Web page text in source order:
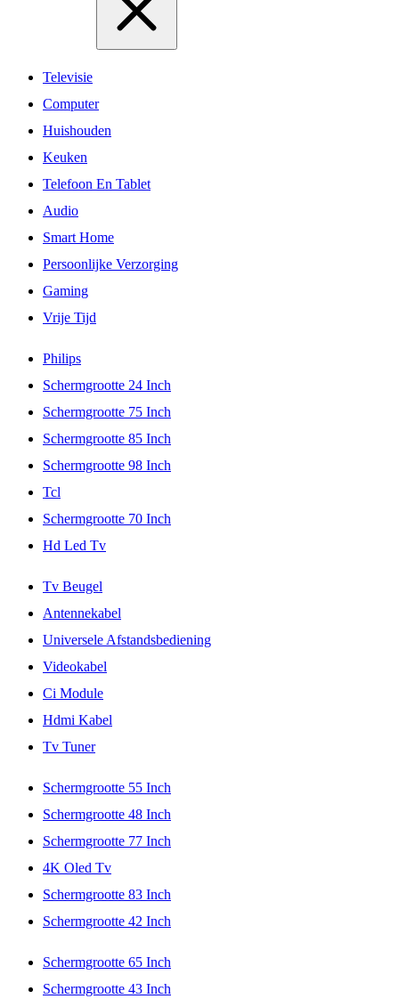
Televisie
Computer
Huishouden
Keuken
Telefoon En Tablet
Audio
Smart Home
Persoonlijke Verzorging
Gaming
Vrije Tijd
Philips
Schermgrootte 24 Inch
Schermgrootte 75 Inch
Schermgrootte 85 Inch
Schermgrootte 98 Inch
Tcl
Schermgrootte 70 Inch
Hd Led Tv
Tv Beugel
Antennekabel
Universele Afstandsbediening
Videokabel
Ci Module
Hdmi Kabel
Tv Tuner
Schermgrootte 55 Inch
Schermgrootte 48 Inch
Schermgrootte 77 Inch
4K Oled Tv
Schermgrootte 83 Inch
Schermgrootte 42 Inch
Schermgrootte 65 Inch
Schermgrootte 43 Inch